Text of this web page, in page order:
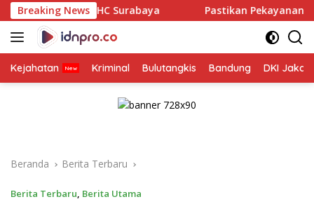
Langsung
ke
konten
Breaking News
PHC Surabaya Pastikan Pekayanan Maksimal,
Kejahatan Kriminal Bulutangkis Bandung DKI
Beranda Berita Terbaru
Berita Terbaru, Berita Utama